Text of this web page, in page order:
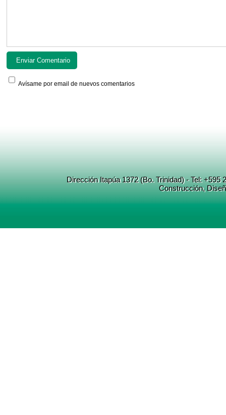
Avísame por email de nuevos comentarios
Dirección Itapúa 1372 (Bo. Trinidad) - Tel:
Construcción,